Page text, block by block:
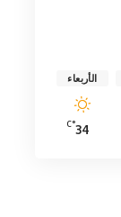
الأربعاء
34
°C